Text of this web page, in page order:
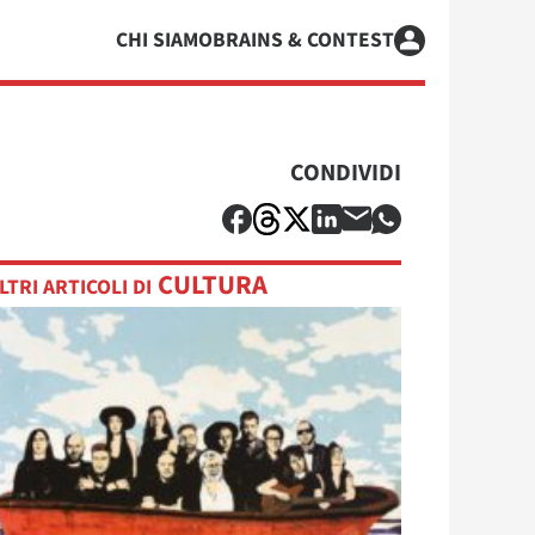
CHI SIAMOBRAINS & CONTEST
CONDIVIDI
ARTICOLI DI CULTURA